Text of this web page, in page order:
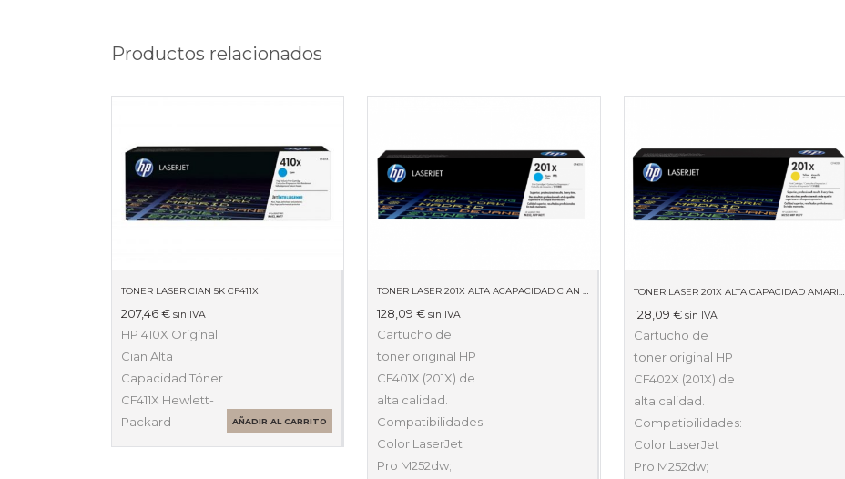
Productos relacionados
TONER LASER CIAN 5K CF411X
207,46 € sin IVA
HP 410X Original
Cian Alta
Capacidad Tóner
CF411X Hewlett-
Packard
AÑADIR AL CARRITO
TONER LASER 201X ALTA ACAPACIDAD CIAN CF401X
128,09€ sin IVA
Cartucho de
toner original HP
CF401X (201X) de
alta calidad.
Compatibilidades:
Color LaserJet
Pro M252dw;
TONER LASER 201X ALTA CAPACIDAD AMARILLO CF402X
128,09 € sin IVA
Cartucho de
toner original HP
CF402X (201X) de
alta calidad.
Compatibilidades:
Color LaserJet
Pro M252dw;